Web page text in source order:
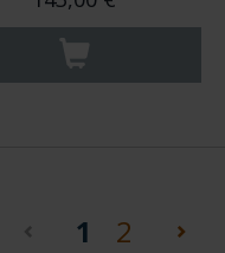
1 (current)
2